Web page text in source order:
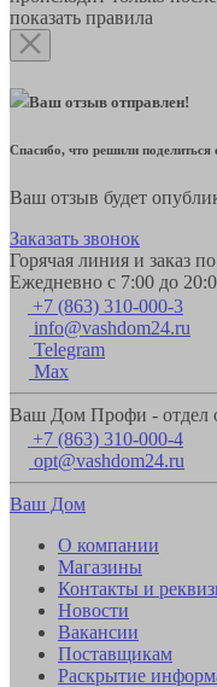
показать правила
Ваш отзыв отправлен!
Спасибо, что решили
Ваш отзыв будет
Заказать звонок
Горячая линия и заказ
Ежедневно с 7:00 до
+7 (863) 310-000-3
info@vashdom24.ru
Telegram
Max
Ваш Дом Профи - отдел
+7 (863) 310-000-4
opt@vashdom24.ru
Ваш Дом
О компании
Магазины
Контакты и
Новости
Вакансии
Поставщикам
Раскрытие